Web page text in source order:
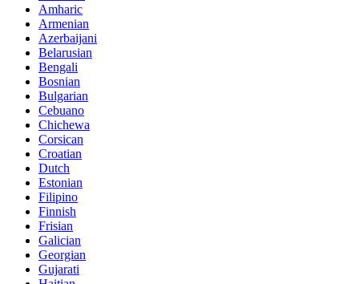
Amharic
Armenian
Azerbaijani
Belarusian
Bengali
Bosnian
Bulgarian
Cebuano
Chichewa
Corsican
Croatian
Dutch
Estonian
Filipino
Finnish
Frisian
Galician
Georgian
Gujarati